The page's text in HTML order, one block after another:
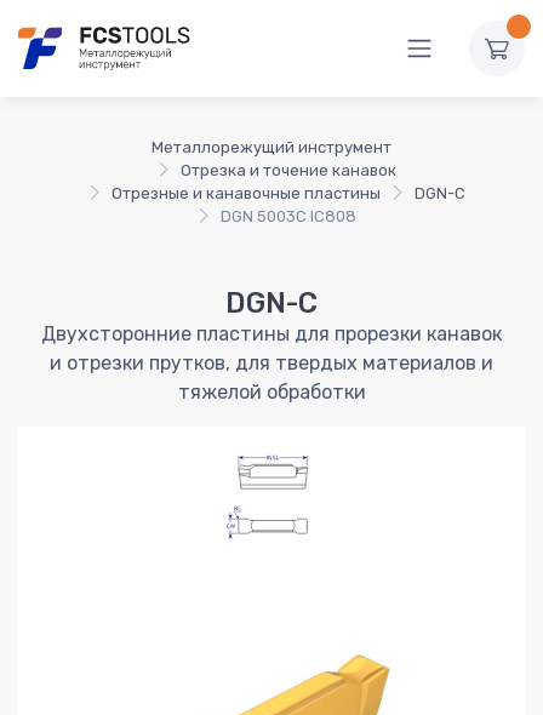
Металлорежущий инструмент
Отрезка и точение канавок
Отрезные и канавочные пластины
DGN-C
DGN 5003C IC808
DGN-C
Двухсторонние пластины для прорезки канавок
и отрезки прутков, для твердых материалов и
тяжелой обработки